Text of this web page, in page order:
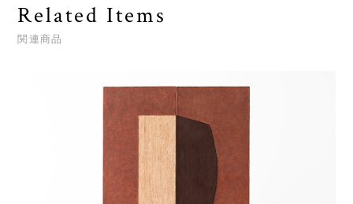
Related Items
関連商品